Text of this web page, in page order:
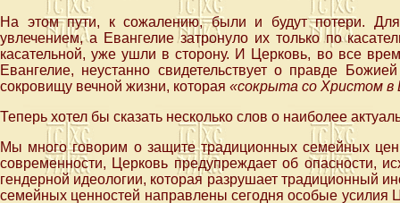
На этом пути, к сожалению, были и будут потери.
увлечением, а Евангелие затронуло их только по
касательной, уже ушли в сторону. И Церковь, во все
Евангелие, неустанно свидетельствует о правде
сокровищу вечной жизни, которая «сокрыта со Христом в
Теперь хотел бы сказать несколько слов о наиболее
Мы много говорим о защите традиционных семейных
современности, Церковь предупреждает об опасности,
гендерной идеологии, которая разрушает традиционный
семейных ценностей направлены сегодня особые усилия